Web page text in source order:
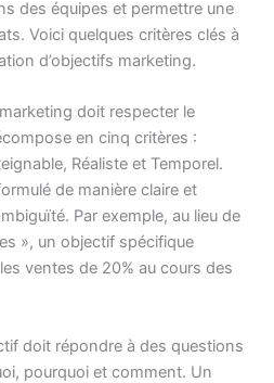
des équipes et permettre une
Voici quelques critères clés à
d’objectifs marketing.
doit respecter le
en cinq critères :
Réaliste et Temporel.
de manière claire et
Par exemple, au lieu de
», un objectif spécifique
ventes de 20% au cours des
doit répondre à des questions
pourquoi et comment. Un